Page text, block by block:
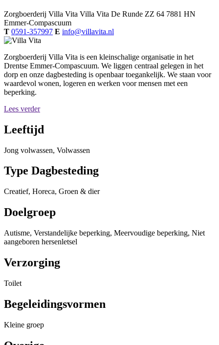
Zorgboerderij Villa Vita Villa Vita De Runde ZZ 64 7881 HN
Emmer-Compascuum
T 0591-357997 E info@villavita.nl
Zorgboerderij Villa Vita is een kleinschalige organisatie in het
Drentse Emmer-Compascuum. We liggen centraal gelegen in het
dorp en onze dagbesteding is openbaar toegankelijk. We staan voor
waardevol wonen, logeren en werken voor mensen met een
beperking.
Lees verder
Leeftijd
Jong volwassen, Volwassen
Type Dagbesteding
Creatief, Horeca, Groen & dier
Doelgroep
Autisme, Verstandelijke beperking, Meervoudige beperking, Niet
aangeboren hersenletsel
Verzorging
Toilet
Begeleidingsvormen
Kleine groep